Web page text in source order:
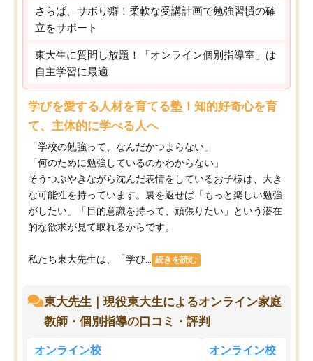
さらば、サボり癖！柔軟な受講計画で勉強習慣の確
立をサポート
東大生に質問し放題！「オンライン個別指導室」は
自主学習に最適
学びを愛する人材を育てる塾！知的好奇心を育
て、主体的に学べる人へ
「学校の勉強って、なんだかつまらない」
「何のために勉強しているのかわからない」
そうつぶやきながら沈んだ表情をしているお子様は、大き
な可能性を持っています。裏を返せば「もっと楽しい勉強
がしたい」「目的意識を持って、頑張りたい」という潜在
的な欲求が見て取れるからです。
私たち東大先生は、「学び... 続きを読む
東大先生｜現役東大生によるオンライン家庭
教師・個別指導の口コミ・評判
オンライン校 オンライン校